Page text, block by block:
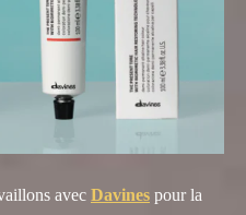
avec Davines pour la